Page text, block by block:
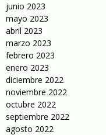
junio 2023
mayo 2023
abril 2023
marzo 2023
febrero 2023
enero 2023
diciembre 2022
noviembre 2022
octubre 2022
septiembre 2022
agosto 2022